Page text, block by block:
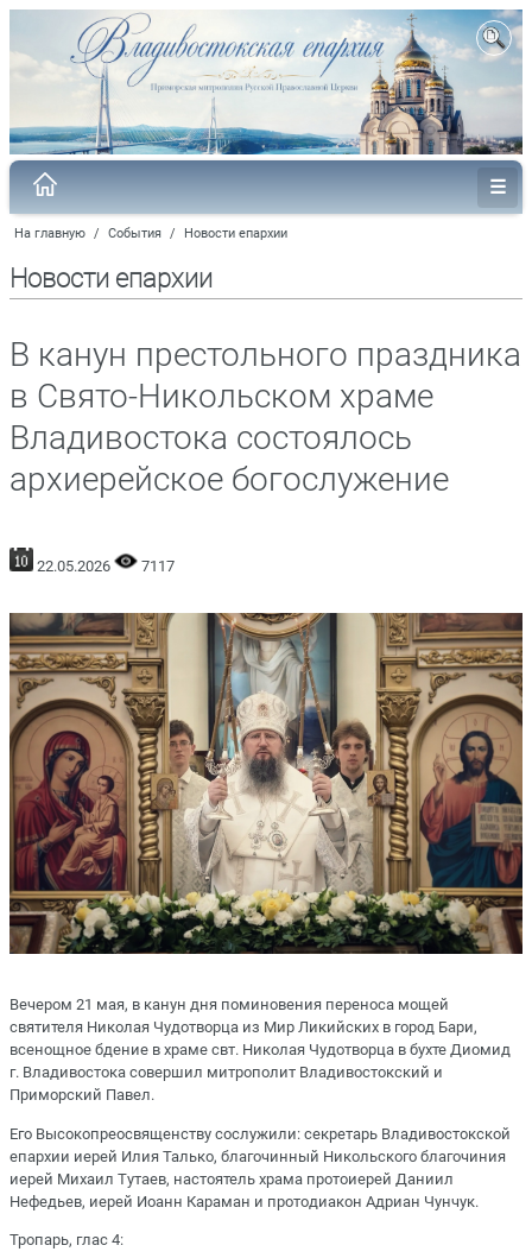
На главную / События / Новости епархии
Новости епархии
В канун престольного праздника
в Свято-Никольском храме
Владивостока состоялось
архиерейское богослужение
22.05.2026 7117
Вечером 21 мая, в канун дня поминовения переноса мощей
святителя Николая Чудотворца из Мир Ликийских в город Бари,
всенощное бдение в храме свт. Николая Чудотворца в бухте Диомид
г. Владивостока совершил митрополит Владивостокский и
Приморский Павел.
Его Высокопреосвященству сослужили: секретарь Владивостокской
епархии иерей Илия Талько, благочинный Никольского благочиния
иерей Михаил Тутаев, настоятель храма протоиерей Даниил
Нефедьев, иерей Иоанн Караман и протодиакон Адриан Чунчук.
Тропарь, глас 4: